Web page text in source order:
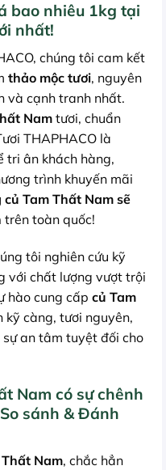
bao nhiêu 1kg tại
nhất!
chúng tôi cam kết
thảo mộc tươi, nguyên
và cạnh tranh nhất.
Namtươi, chuẩn
THAPHACO là
tri ân khách hàng,
trình khuyến mãi
củ Tam Thất Nam sẽ
trên toàn quốc!
tôi nghiên cứu kỹ
với chất lượng vượt trội
hào cung cấp củ Tam
kỹ càng, tươi nguyên,
an tâm tuyệt đối cho
Nam có sự chênh
sánh & Đánh
Nam, chắc hẳn